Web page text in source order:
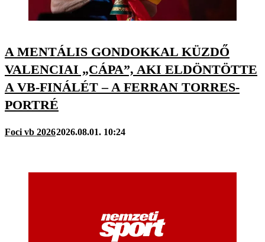
A MENTÁLIS GONDOKKAL KÜZDŐ
VALENCIAI „CÁPA”, AKI ELDÖNTÖTTE
A VB-FINÁLÉT – A FERRAN TORRES-
PORTRÉ
Foci vb 20262026.08.01. 10:24